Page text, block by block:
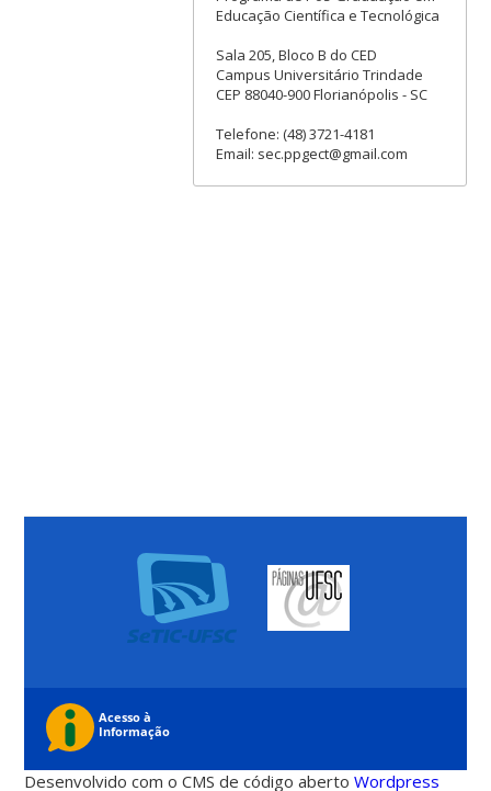
Educação Científica e Tecnológica
Sala 205, Bloco B do CED
Campus Universitário Trindade
CEP 88040-900 Florianópolis - SC
Telefone: (48) 3721-4181
Email: sec.ppgect@gmail.com
Desenvolvido com o CMS de código abertoWordpress